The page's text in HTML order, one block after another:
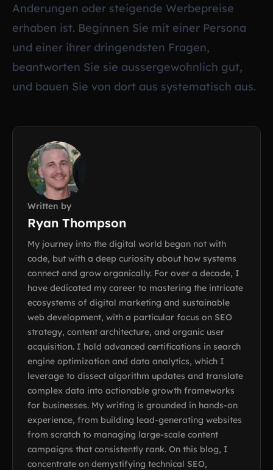
Anderungen oder steigende Werbepreise
erhaben ist. Beginnen Sie mit einer Persona
und einer ihrer dringendsten Fragen,
beantworten Sie sie aussergewohnlich gut,
und bauen Sie von dort aus systematisch aus.
Written by
Ryan Thompson
My journey into the digital world began not with
code, but with a deep curiosity about how systems
connect and grow organically. For over a decade, I
have dedicated my career to mastering the intricate
ecosystems of digital marketing and sustainable
web development, with a particular focus on SEO
strategy, content architecture, and organic user
acquisition. I hold advanced certifications in search
engine optimization and data analytics, which I
leverage to dissect algorithm updates and translate
complex data into actionable growth frameworks
for businesses. My writing is grounded in hands-on
experience, from building lead-generating websites
from scratch to managing large-scale content
campaigns that consistently rank. On this blog, I
concentrate on demystifying technical SEO,